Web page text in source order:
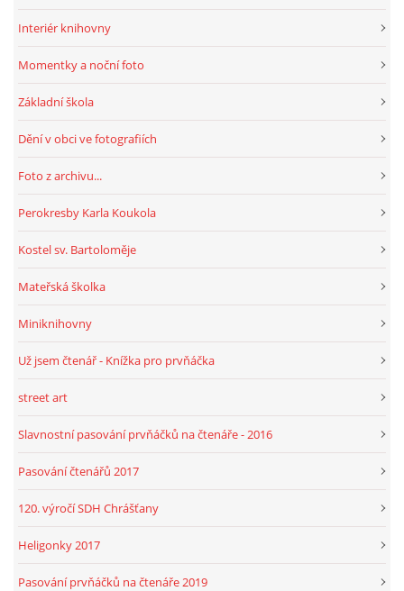
VÝZNAČNÍ RODÁCI
FOTOALBUM
PODĚKOVÁNÍ
SLUŽBY
HRY, KVÍZY, VZDĚLÁVÁNÍ ON-LINE
Interiér knihovny
Momentky a noční foto
Základní škola
Dění v obci ve fotografiích
Foto z archivu...
Perokresby Karla Koukola
Kostel sv. Bartoloměje
Mateřská školka
Miniknihovny
Už jsem čtenář - Knížka pro prvňáčka
street art
Slavnostní pasování prvňáčků na čtenáře - 2016
Pasování čtenářů 2017
120. výročí SDH Chrášťany
Heligonky 2017
Pasování prvňáčků na čtenáře 2019